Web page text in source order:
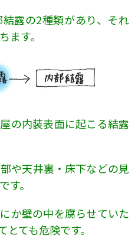
露の2種類があり、それ
ます。
の内装表面に起こる結露
や天井裏・床下などの見
す。
か壁の中を腐らせていた
ても危険です。